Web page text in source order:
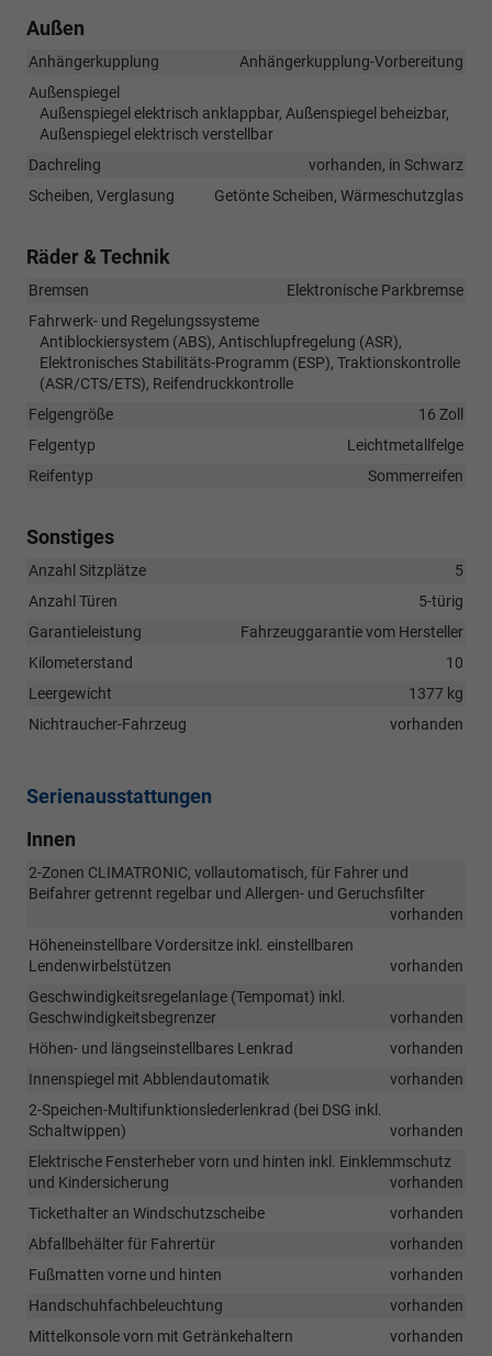
Außen
Anhängerkupplung
Anhängerkupplung-Vorbereitung
Außenspiegel
Außenspiegel elektrisch anklappbar, Außenspiegel beheizbar,
Außenspiegel elektrisch verstellbar
Dachreling
vorhanden, in Schwarz
Scheiben, Verglasung
Getönte Scheiben, Wärmeschutzglas
Räder & Technik
Bremsen
Elektronische Parkbremse
Fahrwerk- und Regelungssysteme
Antiblockiersystem (ABS), Antischlupfregelung (ASR),
Elektronisches Stabilitäts-Programm (ESP), Traktionskontrolle
(ASR/CTS/ETS), Reifendruckkontrolle
Felgengröße
16 Zoll
Felgentyp
Leichtmetallfelge
Reifentyp
Sommerreifen
Sonstiges
Anzahl Sitzplätze
5
Anzahl Türen
5-türig
Garantieleistung
Fahrzeuggarantie vom Hersteller
Kilometerstand
10
Leergewicht
1377 kg
Nichtraucher-Fahrzeug
vorhanden
Serienausstattungen
Innen
2-Zonen CLIMATRONIC, vollautomatisch, für Fahrer und
Beifahrer getrennt regelbar und Allergen- und Geruchsfilter
vorhanden
Höheneinstellbare Vordersitze inkl. einstellbaren
Lendenwirbelstützen
vorhanden
Geschwindigkeitsregelanlage (Tempomat) inkl.
Geschwindigkeitsbegrenzer
vorhanden
Höhen- und längseinstellbares Lenkrad
vorhanden
Innenspiegel mit Abblendautomatik
vorhanden
2-Speichen-Multifunktionslederlenkrad (bei DSG inkl.
Schaltwippen)
vorhanden
Elektrische Fensterheber vorn und hinten inkl. Einklemmschutz
und Kindersicherung
vorhanden
Tickethalter an Windschutzscheibe
vorhanden
Abfallbehälter für Fahrertür
vorhanden
Fußmatten vorne und hinten
vorhanden
Handschuhfachbeleuchtung
vorhanden
Mittelkonsole vorn mit Getränkehaltern
vorhanden